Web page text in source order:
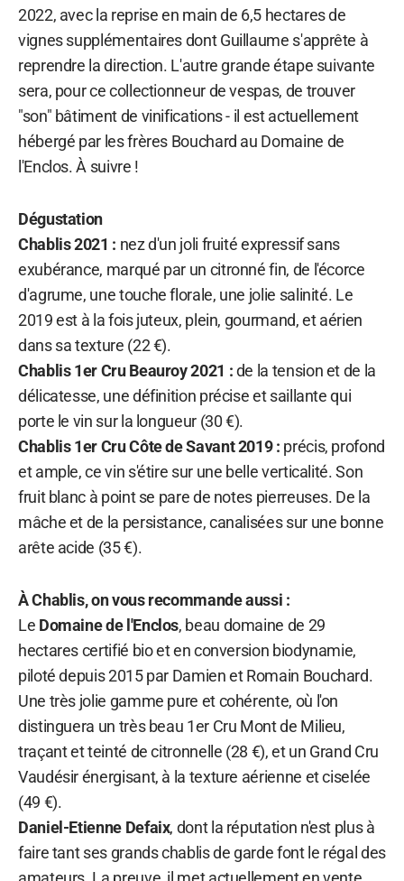
2022, avec la reprise en main de 6,5 hectares de
vignes supplémentaires dont Guillaume s'apprête à
reprendre la direction. L'autre grande étape suivante
sera, pour ce collectionneur de vespas, de trouver
"son" bâtiment de vinifications - il est actuellement
hébergé par les frères Bouchard au Domaine de
l'Enclos. À suivre !
Dégustation
Chablis 2021 : nez d'un joli fruité expressif sans
exubérance, marqué par un citronné fin, de l'écorce
d'agrume, une touche florale, une jolie salinité. Le
2019 est à la fois juteux, plein, gourmand, et aérien
dans sa texture (22 €).
Chablis 1er Cru Beauroy 2021 :de la tension et de la
délicatesse, une définition précise et saillante qui
porte le vin sur la longueur (30 €).
Chablis 1er Cru Côte de Savant 2019 : précis, profond
et ample, ce vin s'étire sur une belle verticalité. Son
fruit blanc à point se pare de notes pierreuses. De la
mâche et de la persistance, canalisées sur une bonne
arête acide (35 €).
À Chablis, on vous recommande aussi :
Le Domaine de l'Enclos, beau domaine de 29
hectares certifié bio et en conversion biodynamie,
piloté depuis 2015 par Damien et Romain Bouchard.
Une très jolie gamme pure et cohérente, où l'on
distinguera un très beau 1er Cru Mont de Milieu,
traçant et teinté de citronnelle (28 €), et un Grand Cru
Vaudésir énergisant, à la texture aérienne et ciselée
(49 €).
Daniel-Etienne Defaix, dont la réputation n'est plus à
faire tant ses grands chablis de garde font le régal des